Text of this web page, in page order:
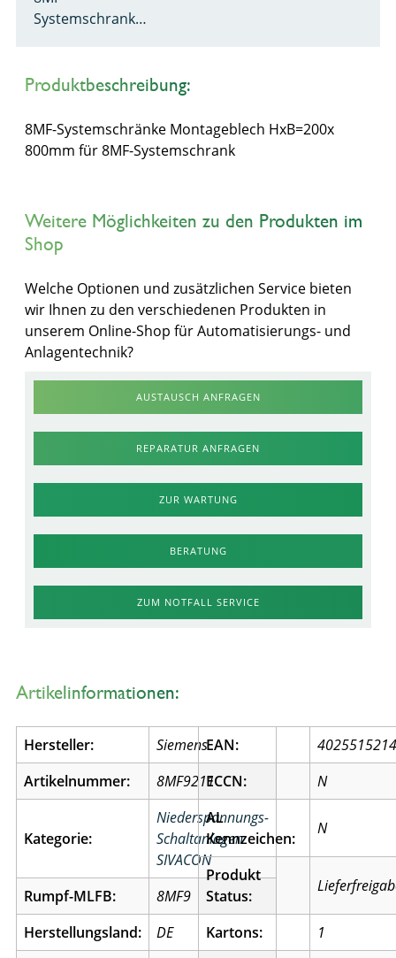
Systemschrank…
Produktbeschreibung:
8MF-Systemschränke Montageblech HxB=200x
800mm für 8MF-Systemschrank
Weitere Möglichkeiten zu den Produkten im
Shop
Welche Optionen und zusätzlichen Service bieten
wir Ihnen zu den verschiedenen Produkten in
unserem Online-Shop für Automatisierungs- und
Anlagentechnik?
AUSTAUSCH ANFRAGEN
REPARATUR ANFRAGEN
ZUR WARTUNG
BERATUNG
ZUM NOTFALL SERVICE
Artikelinformationen:
Hersteller:
Siemens
Artikelnummer:
8MF9211
Kategorie:
Niederspannungs-
Schaltanlagen
SIVACON
Rumpf-MLFB:
8MF9
Herstellungsland:
DE
EAN:
ECCN:
N
AL
Kennzeichen:
N
Produkt
Status:
Kartons:
1